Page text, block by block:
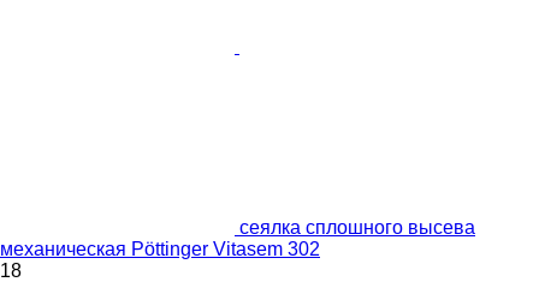
сеялка сплошного высева
механическая Pöttinger Vitasem 302
18